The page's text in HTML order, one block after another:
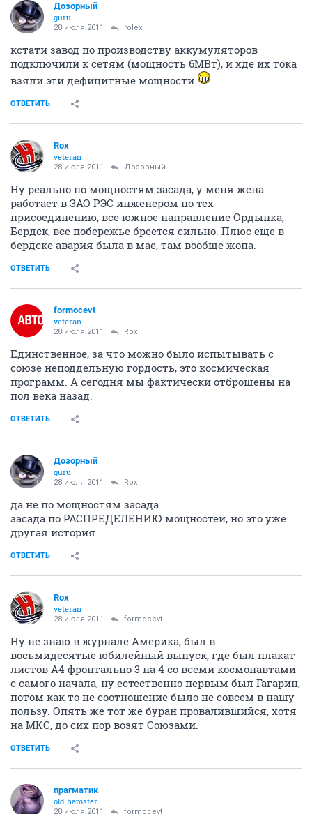
Дозорный
guru
28 июля 2011 rolex
кстати завод по производству аккумуляторов
подключили к сетям (мощность 6МВт), и хде их тока
взяли эти дефицитные мощности
ОТВЕТИТЬ
Rox
veteran
28 июля 2011 Дозорный
Ну реально по мощностям засада, у меня жена
работает в ЗАО РЭС инженером по тех
присоединению, все южное направление Ордынка,
Бердск, все побережье бреется сильно. Плюс еще в
бердске авария была в мае, там вообще жопа.
ОТВЕТИТЬ
formocevt
veteran
28 июля 2011 Rox
Единственное, за что можно было испытывать с
союзе неподдельную гордость, это космическая
программ. А сегодня мы фактически отброшены на
пол века назад.
ОТВЕТИТЬ
Дозорный
guru
28 июля 2011 Rox
да не по мощностям засада
засада по РАСПРЕДЕЛЕНИЮ мощностей, но это уже
другая история
ОТВЕТИТЬ
Rox
veteran
28 июля 2011 formocevt
Ну не знаю в журнале Америка, был в
восьмидесятые юбилейный выпуск, где был плакат
листов А4 фронтально 3 на 4 со всеми космонавтами
с самого начала, ну естественно первым был Гагарин,
потом как то не соотношение было не совсем в нашу
пользу. Опять же тот же буран провалившийся, хотя
на МКС, до сих пор возят Союзами.
ОТВЕТИТЬ
прагматик
old hamster
28 июля 2011 formocevt